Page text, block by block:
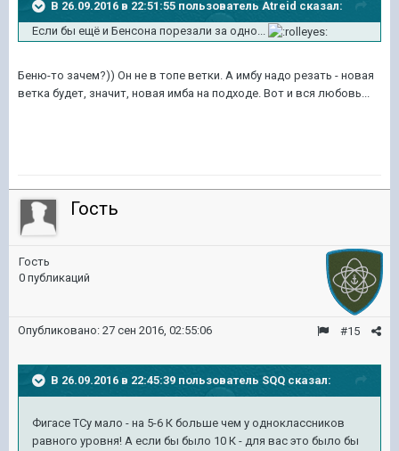
В 26.09.2016 в 22:51:55 пользователь Atreid сказал:
Если бы ещё и Бенсона порезали за одно...
Беню-то зачем?)) Он не в топе ветки. А имбу надо резать - новая
ветка будет, значит, новая имба на подходе. Вот и вся любовь...
Гость
Гость
0 публикаций
#15
Опубликовано: 27 сен 2016, 02:55:06
В 26.09.2016 в 22:45:39 пользователь SQQ сказал:
Фигасе ТСу мало - на 5-6 К больше чем у одноклассников
равного уровня! А если бы было 10 К - для вас это было бы